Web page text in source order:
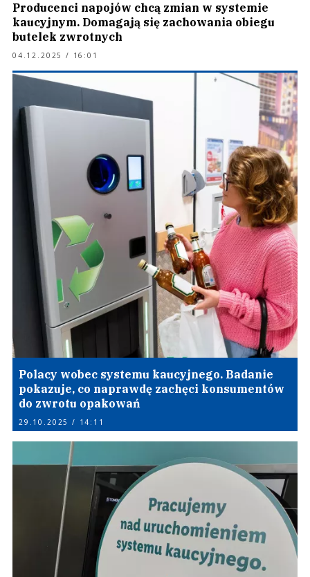
Producenci napojów chcą zmian w systemie
kaucyjnym. Domagają się zachowania obiegu
butelek zwrotnych
04.12.2025 / 16:01
Polacy wobec systemu kaucyjnego. Badanie
pokazuje, co naprawdę zachęci konsumentów
do zwrotu opakowań
29.10.2025 / 14:11